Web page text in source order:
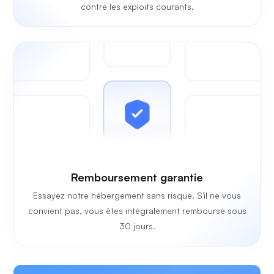
contre les exploits courants.
Remboursement garantie
Essayez notre hébergement sans risque. S'il ne vous
convient pas, vous êtes intégralement remboursé sous
30 jours.